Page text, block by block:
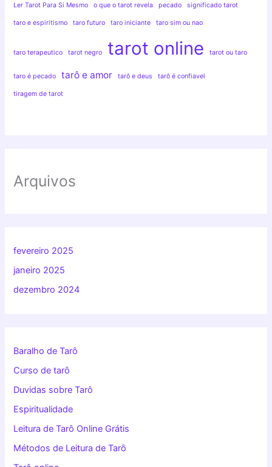
Ler Tarot Para Si Mesmo o que o tarot revela pecado significado tarot
taro e espiritismo taro futuro taro iniciante taro sim ou nao
taro terapeutico tarot negro tarot online tarot ou taro
taro é pecado tarô e amor tarô e deus tarô é confiavel
tiragem de tarot
Arquivos
fevereiro 2025
janeiro 2025
dezembro 2024
Baralho de Tarô
Curso de tarô
Duvidas sobre Tarô
Espiritualidade
Leitura de Tarô Online Grátis
Métodos de Leitura de Tarô